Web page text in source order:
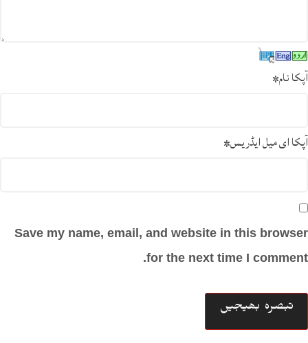
آپکا نام*
آپکا ای میل ایڈریس*
Save my name, email, and website in this browser
for the next time I comment.